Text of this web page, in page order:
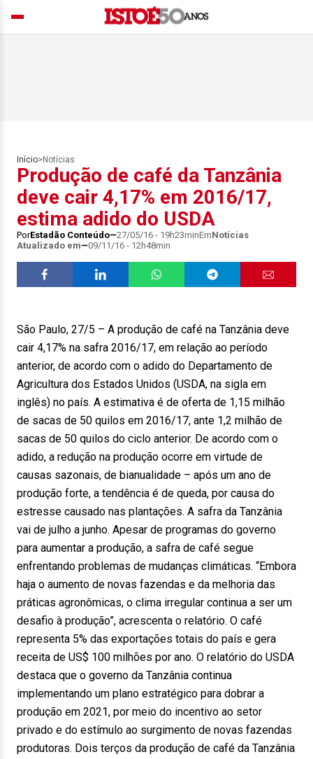
Início> Notícias
Produção de café da Tanzânia
deve cair 4,17% em 2016/17,
estima adido do USDA
PorEstadão Conteúdo 27/05/16 - 19h23minEmNotícias
Atualizado em
09/11/16 - 12h48min
São Paulo, 27/5 – A produção de café na Tanzânia deve
cair 4,17% na safra 2016/17, em relação ao período
anterior, de acordo com o adido do Departamento de
Agricultura dos Estados Unidos (USDA, na sigla em
inglês) no país. A estimativa é de oferta de 1,15 milhão
de sacas de 50 quilos em 2016/17, ante 1,2 milhão de
sacas de 50 quilos do ciclo anterior. De acordo com o
adido, a redução na produção ocorre em virtude de
causas sazonais, de bianualidade – após um ano de
produção forte, a tendência é de queda, por causa do
estresse causado nas plantações. A safra da Tanzânia
vai de julho a junho. Apesar de programas do governo
para aumentar a produção, a safra de café segue
enfrentando problemas de mudanças climáticas. “Embora
haja o aumento de novas fazendas e da melhoria das
práticas agronômicas, o clima irregular continua a ser um
desafio à produção”, acrescenta o relatório. O café
representa 5% das exportações totais do país e gera
receita de US$ 100 milhões por ano. O relatório do USDA
destaca que o governo da Tanzânia continua
implementando um plano estratégico para dobrar a
produção em 2021, por meio do incentivo ao setor
privado e do estímulo ao surgimento de novas fazendas
produtoras. Dois terços da produção de café da Tanzânia